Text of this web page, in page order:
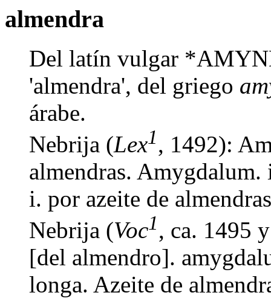
almendra
Del latín vulgar
'almendra', del griego
árabe.
Nebrija (Lex1, 1492):
almendras.
i. por azeite de
Nebrija (Voc1, ca. 1495
[del almendro].
longa. Azeite de